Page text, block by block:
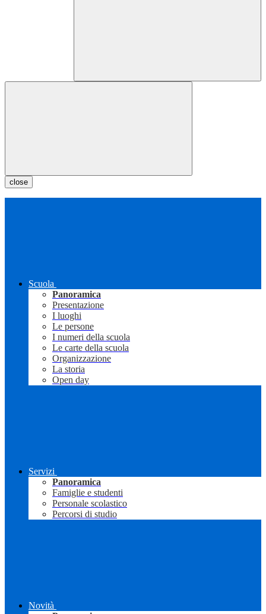
close
Scuola
Panoramica
Presentazione
I luoghi
Le persone
I numeri della scuola
Le carte della scuola
Organizzazione
La storia
Open day
Servizi
Panoramica
Famiglie e studenti
Personale scolastico
Percorsi di studio
Novità